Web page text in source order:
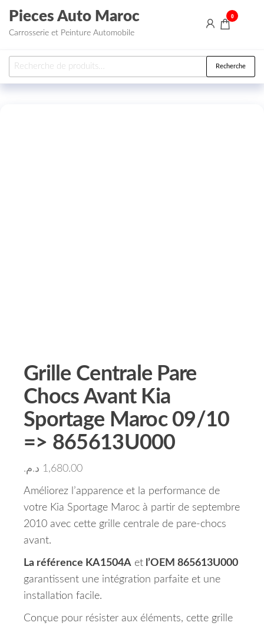
Aller au contenu
Pieces Auto Maroc
Carrosserie et Peinture Automobile
0
Recherche pour : Recherche
Grille Centrale Pare
Chocs Avant Kia
Sportage Maroc 09/10
=> 865613U000
1,680.00 د.م.
Améliorez l’apparence et la performance de
votre Kia Sportage Maroc à partir de septembre
2010 avec cette grille centrale de pare-chocs
avant.
La référence KA1504A et l’OEM 865613U000
garantissent une intégration parfaite et une
installation facile.
Conçue pour résister aux éléments, cette grille